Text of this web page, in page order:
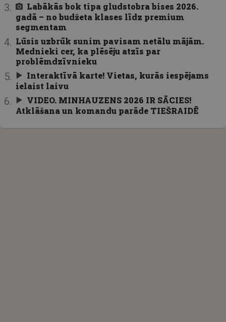
Labākās bok tipa gludstobra bises 2026.
gadā – no budžeta klases līdz premium
segmentam
Lūsis uzbrūk sunim pavisam netālu mājām.
Mednieki cer, ka plēsēju atzīs par
problēmdzīvnieku
Interaktīvā karte! Vietas, kurās iespējams
ielaist laivu
VIDEO. MINHAUZENS 2026 IR SĀCIES!
Atklāšana un komandu parāde TIEŠRAIDĒ